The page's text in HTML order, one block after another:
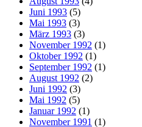
Juni 1993 (5)
Mai 1993 (3)
März 1993 (3)
November 1992 (1)
Oktober 1992 (1)
September 1992 (1)
August 1992 (2)
Juni 1992 (3)
Mai 1992 (5)
Januar 1992 (1)
November 1991 (1)